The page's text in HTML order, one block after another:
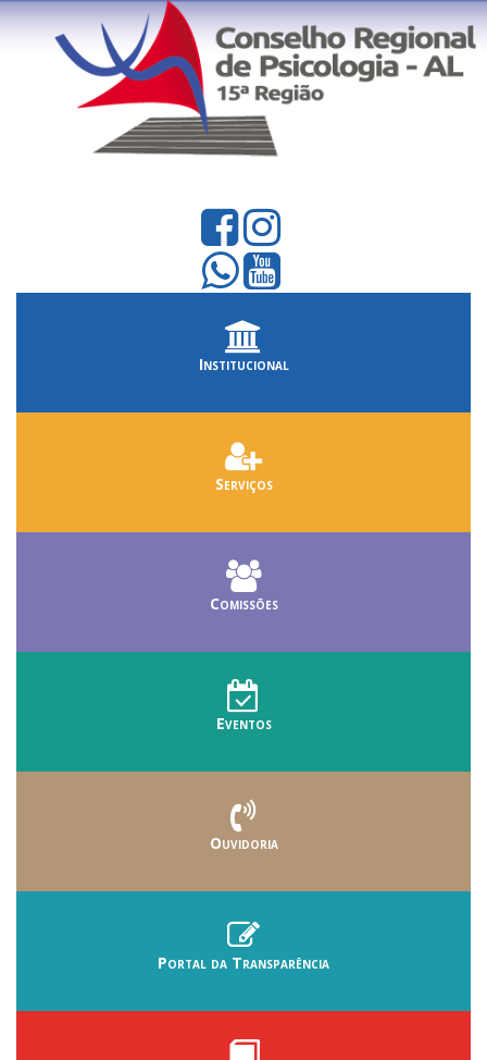
Institucional
Serviços
Comissões
Eventos
Ouvidoria
Portal da Transparência